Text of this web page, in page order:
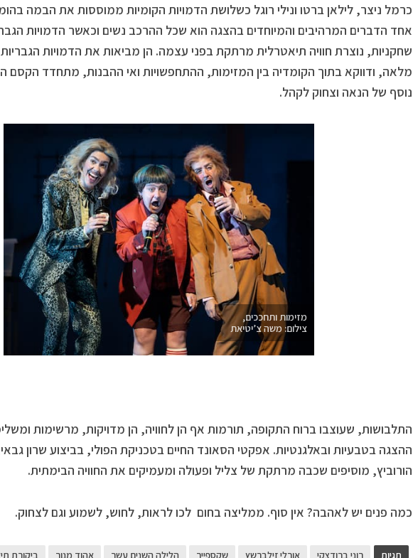
כרמל ניצר, לילאן ברטו ונילי רוגל כשלושת הדמויות הקומיות ממוססות את הבמה
אחד הדברים המרהיבים והמיוחדים בהצגה הוא שכל ההרכב נשים וכאשר הדמויות
שחקניות, נוצרת חוויה תיאטרלית מרתקת בפני עצמה. הן מביאות את הדמויות הגבריות
מלאה, ודווקא בתוך הקומדיה בין המזימות, ההתחפשויות ואי ההבנות, מתחדד הקסם
נוסף של הנאה וצחוק לקהל.
מזימות ותחככים,
צילום: משה צ’יטיאת
התלבושות, שעוצבו ברוח התקופה, תורמות אף הן לחוויה, הן מדויקות, מרשימות
ההצגה בטבעיות ובאלגנטיות. אפקטי הסאונד החיים בטכניקת הפולי, בביצוע שרון
הורוביץ, מוסיפים שכבה מרתקת של צליל ופעולה ומעמיקים את החוויה הבימתית.
כמה פנים יש לאהבה? אין סוף. ממליצה בחום לכו לראות, לחוש, לשמוע וגם לצחוק.